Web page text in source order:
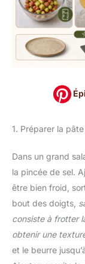
1. Préparer la
Dans un grand
la pincée de sel.
être bien froid,
bout des doigts,
consiste à frotter
obtenir une
et le beurre